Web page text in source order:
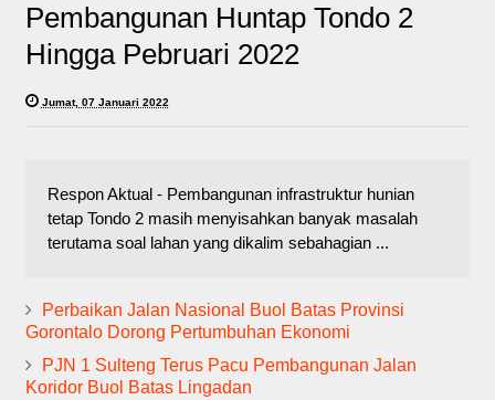
Pembangunan Huntap Tondo 2
Hingga Pebruari 2022
Jumat, 07 Januari 2022
Respon Aktual - Pembangunan infrastruktur hunian
tetap Tondo 2 masih menyisahkan banyak masalah
terutama soal lahan yang dikalim sebahagian ...
Perbaikan Jalan Nasional Buol Batas Provinsi
Gorontalo Dorong Pertumbuhan Ekonomi
PJN 1 Sulteng Terus Pacu Pembangunan Jalan
Koridor Buol Batas Lingadan